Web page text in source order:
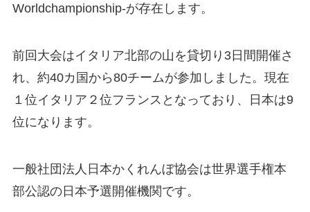
Worldchampionship-が存在します。
前回大会はイタリア北部の山を貸切り3日間開催さ
れ、約40カ国から80チームが参加しました。現在
１位イタリア２位フランスとなっており、日本は9
位になります。
一般社団法人日本かくれんぼ協会は世界選手権本
部公認の日本予選開催機関です。